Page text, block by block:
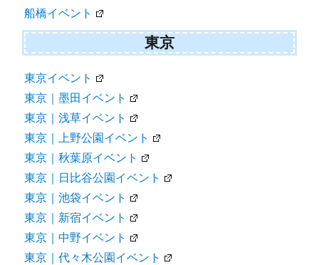
船橋イベント
東京
東京イベント
東京｜墨田イベント
東京｜浅草イベント
東京｜上野公園イベント
東京｜秋葉原イベント
東京｜日比谷公園イベント
東京｜池袋イベント
東京｜新宿イベント
東京｜中野イベント
東京｜代々木公園イベント